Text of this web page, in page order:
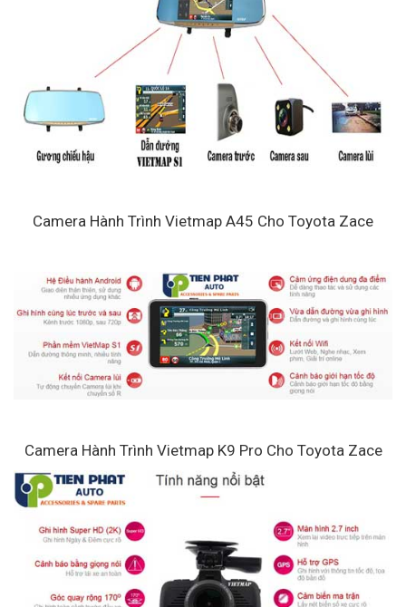
Camera Hành Trình Vietmap A45 Cho Toyota Zace
Camera Hành Trình Vietmap K9 Pro Cho Toyota Zace